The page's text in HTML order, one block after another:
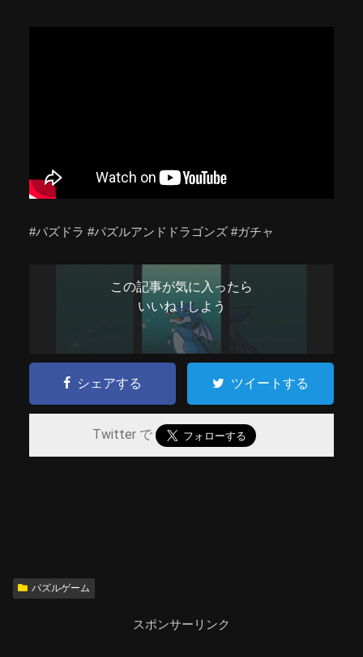
#パズドラ #パズルアンドドラゴンズ #ガチャ
この記事が気に入ったら
いいね ! しよう
シェアする ツイートする
Twitter で
パズルゲーム
スポンサーリンク